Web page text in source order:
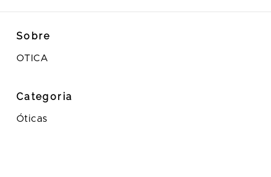
Sobre
OTICA
Categoria
Óticas